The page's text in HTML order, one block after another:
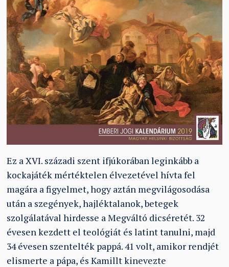
Ez a XVI. századi szent ifjúkorában leginkább a
kockajáték mértéktelen élvezetével hívta fel
magára a figyelmet, hogy aztán megvilágosodása
után a szegények, hajléktalanok, betegek
szolgálatával hirdesse a Megváltó dicséretét. 32
évesen kezdett el teológiát és latint tanulni, majd
34 évesen szentelték pappá. 41 volt, amikor rendjét
elismerte a pápa, és Kamillt kinevezte